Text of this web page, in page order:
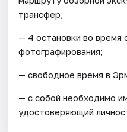
трансфер;
— 4 остановки во время
фотографирования;
— свободное время в
— с собой необходимо
удостоверяющий